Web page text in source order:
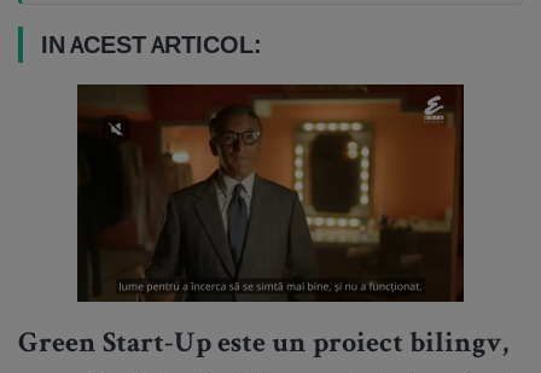
IN ACEST ARTICOL:
Green Start-Up este un proiect bilingv,